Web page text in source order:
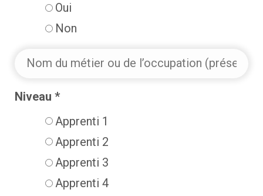
Oui
Non
du
l’occupation
(présent
Niveau *
Apprenti 1
Apprenti 2
Apprenti 3
Apprenti 4